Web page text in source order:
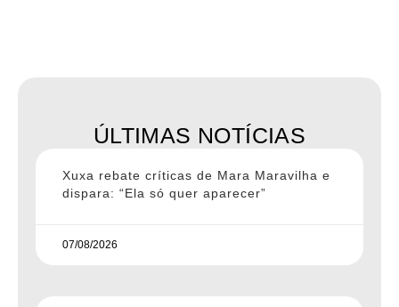
ÚLTIMAS NOTÍCIAS
Xuxa rebate críticas de Mara Maravilha e
dispara: “Ela só quer aparecer”
07/08/2026